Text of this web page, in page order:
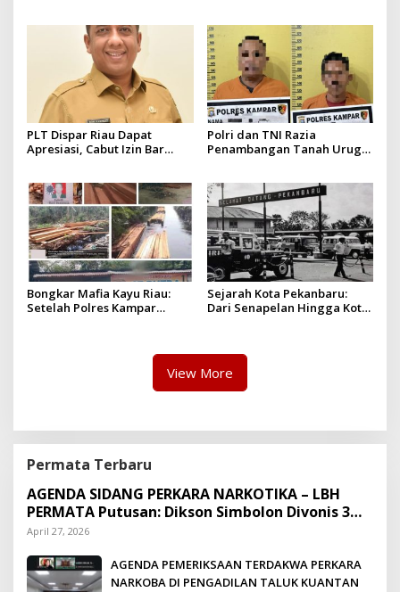
yang diizinkan
PLT Dispar Riau Dapat
Apresiasi, Cabut Izin Bar
Polri dan TNI Razia
Penambangan Tanah Urug,
Bongkar Mafia Kayu Riau:
Setelah Polres Kampar
Hapus Berita Kian Menguat
Sejarah Kota Pekanbaru:
Dari Senapelan Hingga Kota
View More
Permata Terbaru
AGENDA SIDANG PERKARA NARKOTIKA – LBH
PERMATA Putusan: Dikson Simbolon Divonis 3
Tahun Penjara
April 27, 2026
AGENDA PEMERIKSAAN TERDAKWA PERKARA
NARKOBA DI PENGADILAN TALUK KUANTAN